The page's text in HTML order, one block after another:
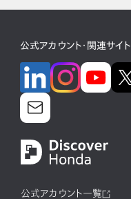
公式アカウント・関連サイト
公式アカウント一覧